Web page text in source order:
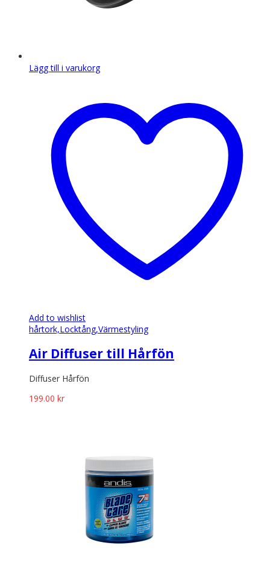
Lägg till i varukorg
Add to wishlist
hårtork,Locktång,Värmestyling
Air Diffuser till Hårfön
Diffuser Hårfön
199.00 kr